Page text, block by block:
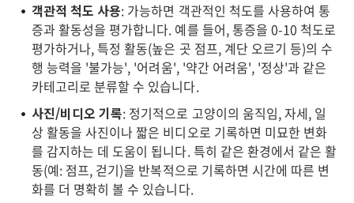
객관적 척도 사용: 가능하면 객관적인 척도를 사용하여 통
증과 활동성을 평가합니다. 예를 들어, 통증을 0-10 척도로
평가하거나, 특정 활동(높은 곳 점프, 계단 오르기 등)의 수
행 능력을 '불가능', '어려움', '약간 어려움', '정상'과 같은
카테고리로 분류할 수 있습니다.
사진/비디오 기록: 정기적으로 고양이의 움직임, 자세, 일
상 활동을 사진이나 짧은 비디오로 기록하면 미묘한 변화
를 감지하는 데 도움이 됩니다. 특히 같은 환경에서 같은 활
동(예: 점프, 걷기)을 반복적으로 기록하면 시간에 따른 변
화를 더 명확히 볼 수 있습니다.